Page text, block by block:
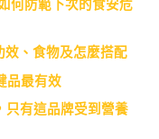
何防範下次的食安危
效、食物及怎麼搭配
品最有效
有這品牌受到營養